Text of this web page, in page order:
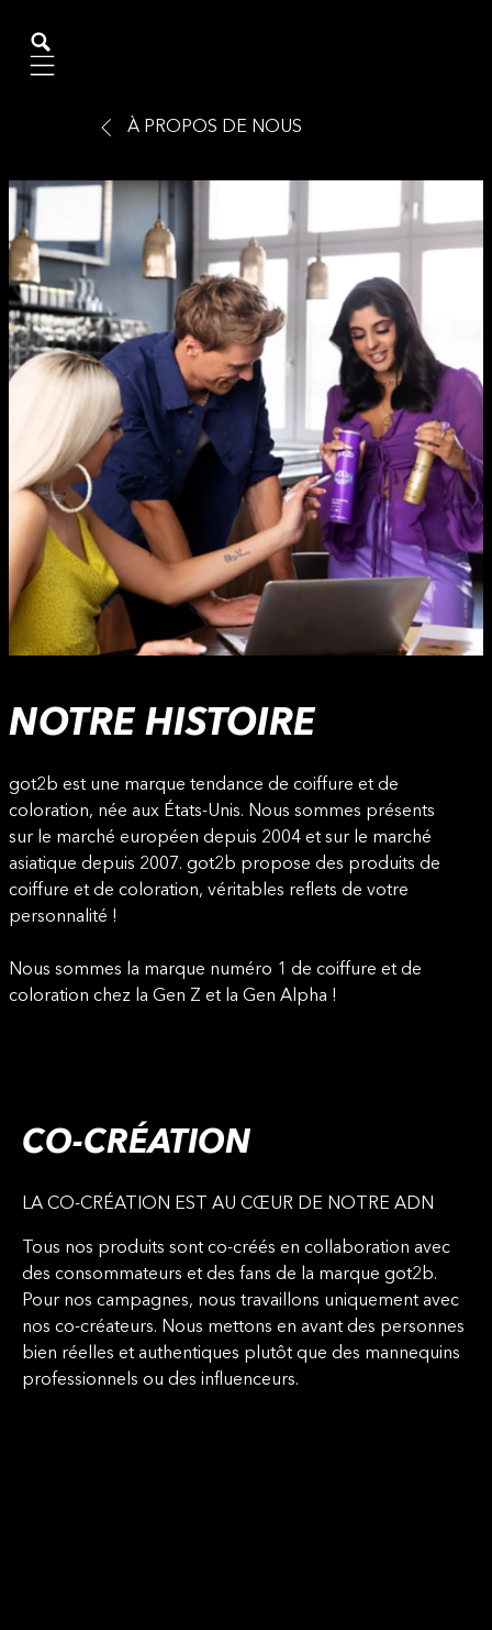
Mobile navigation
À PROPOS DE NOUS
NOTRE HISTOIRE
got2b est une marque tendance de coiffure et de
coloration, née aux États-Unis. Nous sommes présents
sur le marché européen depuis 2004 et sur le marché
asiatique depuis 2007. got2b propose des produits de
coiffure et de coloration, véritables reflets de votre
personnalité !
Nous sommes la marque numéro 1 de coiffure et de
coloration chez la Gen Z et la Gen Alpha !
CO-CRÉATION
LA CO-CRÉATION EST AU CŒUR DE NOTRE ADN
Tous nos produits sont co-créés en collaboration avec
des consommateurs et des fans de la marque got2b.
Pour nos campagnes, nous travaillons uniquement avec
nos co-créateurs. Nous mettons en avant des personnes
bien réelles et authentiques plutôt que des mannequins
professionnels ou des influenceurs.